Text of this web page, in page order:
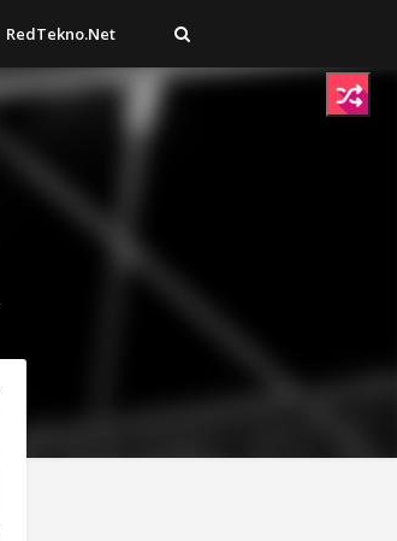
RedTekno.Net